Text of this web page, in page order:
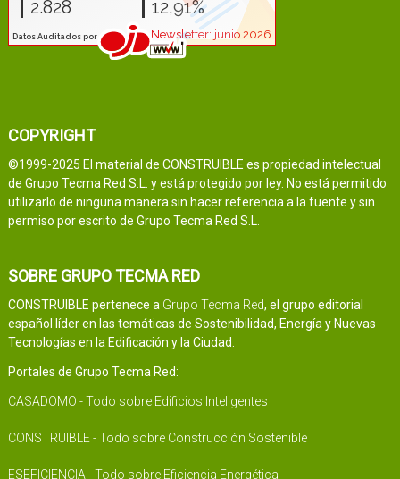
COPYRIGHT
©1999-2025 El material de CONSTRUIBLE es propiedad intelectual
de Grupo Tecma Red S.L. y está protegido por ley. No está permitido
utilizarlo de ninguna manera sin hacer referencia a la fuente y sin
permiso por escrito de Grupo Tecma Red S.L.
SOBRE GRUPO TECMA RED
CONSTRUIBLE pertenece a Grupo Tecma Red, el grupo editorial
español líder en las temáticas de Sostenibilidad, Energía y Nuevas
Tecnologías en la Edificación y la Ciudad.
Portales de Grupo Tecma Red:
CASADOMO - Todo sobre Edificios Inteligentes
CONSTRUIBLE - Todo sobre Construcción Sostenible
ESEFICIENCIA - Todo sobre Eficiencia Energética